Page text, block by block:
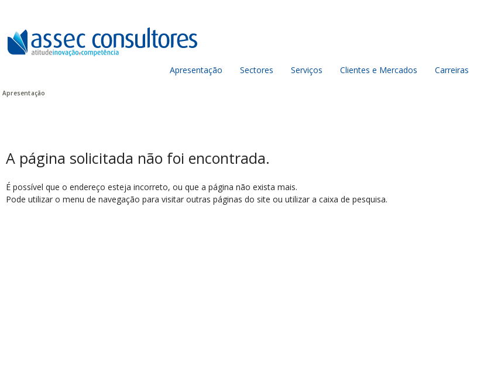
Apresentação Sectores Serviços Clientes e Mercados Carreiras
Apresentação
A página solicitada não foi encontrada.
É possível que o endereço esteja incorreto, ou que a página não exista mais.
Pode utilizar o menu de navegação para visitar outras páginas do site ou utilizar a caixa de pesquisa.